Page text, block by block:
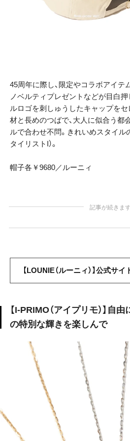
45周年に際し、限定やコラボアイテ
ノベルティプレゼントなどが目白
ルロゴを刺しゅうしたキャップを
材と長めのつばで、大人に似合う都
ルで合わせ不問。きれいめスタイル
タイリストI）。
帽子各￥9680／ルーニィ
記事が続きます
【LOUNIE（ルーニィ）】公式サイ
【I-PRIMO（アイプリモ）】自
の特別な輝きを楽しんで